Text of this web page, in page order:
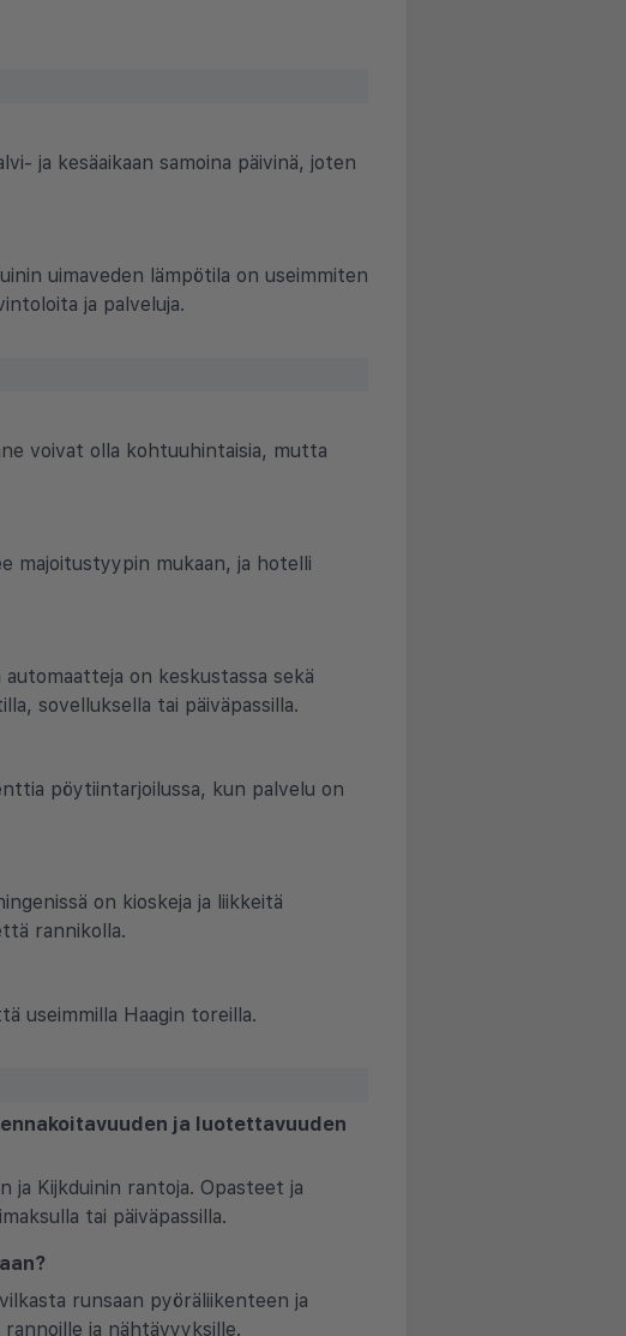
ja kesäaikaan samoina päivinä, joten
uimaveden lämpötila on useimmiten
ja palveluja.
voivat olla kohtuuhintaisia, mutta
majoitustyypin mukaan, ja hotelli
on keskustassa sekä
sovelluksella tai päiväpassilla.
pöytiintarjoilussa, kun palvelu on
on kioskeja ja liikkeitä
rannikolla.
useimmilla Haagin toreilla.
ja luotettavuuden
ja Kijkduinin rantoja. Opasteet ja
tai päiväpassilla.
runsaan pyöräliikenteen ja
ja nähtävyyksille.